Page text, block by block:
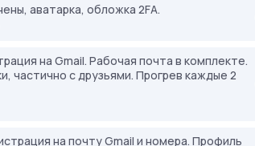
аватарка, обложка 2FA.
на Gmail. Рабочая почта в комплекте.
частично с друзьями. Прогрев каждые 2
на почту Gmail и номера. Профиль